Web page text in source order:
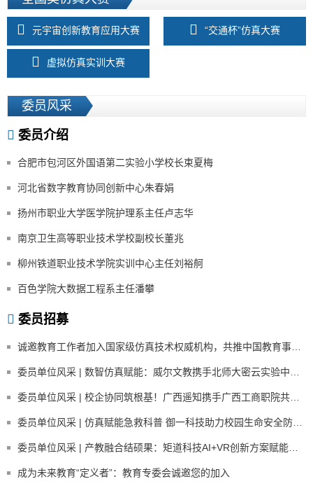
元宇宙创新教育应用大赛 “交通杯”仿真大赛
虚拟仿真实训大赛
委员风采
委员介绍
合肥市包河区外国语第二实验小学校长束夏梅
河北省数字教育协同创新中心朱春娟
扬州市职业大学医学院护理系主任卢志华
南京卫生高等职业技术学校副校长董兆
柳州铁道职业技术学院实训中心主任刘裕舸
百色学院大数据工程系主任潘攀
委员招募
诚邀教育工作者加入国家级仿真技术权威机构，共推中国教育事业发展！
委员单位风采 | 数智仿真赋能：威尔文教携手北师大密云实验中学打造数字化美育新标杆
委员单位风采 | 校企协同筑根基！广西遥知携手广西工商职院共建虚拟现实双导师项目，书写产教融合新篇章
委员单位风采 | 仿真赋能急救科普 御一科技助力校园生命安全防线构建
委员单位风采 | 产教融合结硕果：矩道科技AI+VR创新方案赋能科学教育斩获省级殊荣
成为未来教育“定义者”：教育专委会诚邀您的加入